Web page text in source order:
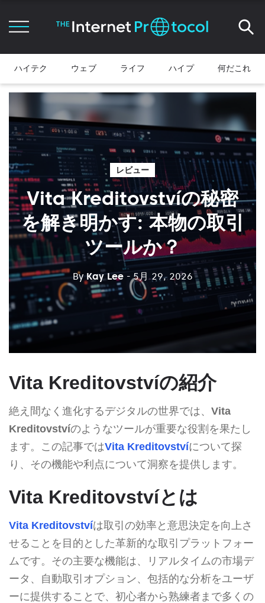
ハイテク ウェブ ライフ ハイプ 何だこれ
レビュー
Vita Kreditovstvíの秘密
を解き明かす: 本物の取引
ツールか？
ByKay Lee - 5月 29, 2026
Vita Kreditovstvíの紹介
絶え間なく進化するデジタルの世界では、 Vita
Kreditovstvíのようなツールが重要な役割を果たし
ます。この記事ではVita Kreditovstvíについて探
り、その機能や利点について洞察を提供します。
Vita Kreditovstvíとは
Vita Kreditovstvíは取引の効率と意思決定を向上さ
せることを目的とした革新的な取引プラットフォー
ムです。その主要な機能は、リアルタイムの市場デ
ータ、自動取引オプション、包括的な分析をユーザ
ーに提供することで、初心者から熟練者まで多くの